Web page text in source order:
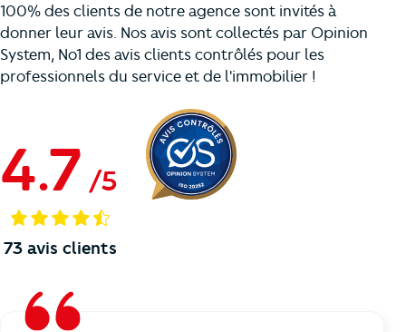
100% des clients de notre agence sont invités à
donner leur avis. Nos avis sont collectés par Opinion
System, No1 des avis clients contrôlés pour les
professionnels du service et de l'immobilier !
4.7 /5
73 avis clients